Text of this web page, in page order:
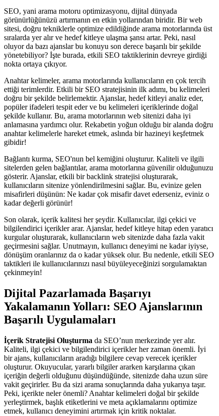
SEO, yani arama motoru optimizasyonu, dijital dünyada
görünürlüğünüzü artırmanın en etkin yollarından biridir. Bir web
sitesi, doğru tekniklerle optimize edildiğinde arama motorlarında üst
sıralarda yer alır ve hedef kitleye ulaşma şansı artar. Peki, nasıl
oluyor da bazı ajanslar bu konuyu son derece başarılı bir şekilde
yönetebiliyor? İşte burada, etkili SEO taktiklerinin devreye girdiği
nokta ortaya çıkıyor.
Anahtar kelimeler, arama motorlarında kullanıcıların en çok tercih
ettiği terimlerdir. Etkili bir SEO stratejisinin ilk adımı, bu kelimeleri
doğru bir şekilde belirlemektir. Ajanslar, hedef kitleyi analiz eder,
popüler ifadeleri tespit eder ve bu kelimeleri içeriklerinde doğal
şekilde kullanır. Bu, arama motorlarının web sitenizi daha iyi
anlamasına yardımcı olur. Rekabetin yoğun olduğu bir alanda doğru
anahtar kelimelerle hareket etmek, aslında bir hazineyi keşfetmek
gibidir!
Bağlantı kurma, SEO'nun bel kemiğini oluşturur. Kaliteli ve ilgili
sitelerden gelen bağlantılar, arama motorlarına güvenilir olduğunuzu
gösterir. Ajanslar, etkili bir backlink stratejisi oluşturarak,
kullanıcıların sitenize yönlendirilmesini sağlar. Bu, evinize gelen
misafirleri düşünün: Ne kadar çok misafir davet ederseniz, eviniz o
kadar değerli görünür!
Son olarak, içerik kalitesi her şeydir. Kullanıcılar, ilgi çekici ve
bilgilendirici içerikler arar. Ajanslar, hedef kitleye hitap eden yaratıcı
kurgular oluşturarak, kullanıcıların web sitenizde daha fazla vakit
geçirmesini sağlar. Unutmayın, kullanıcı deneyimi ne kadar iyiyse,
dönüşüm oranlarınız da o kadar yüksek olur. Bu nedenle, etkili SEO
taktikleri ile kullanıcılarınızı nasıl büyüleyeceğinizi sorgulamaktan
çekinmeyin!
Dijital Pazarlamada Başarıyı
Yakalamanın Yolları: SEO Ajanslarının
Başarılı Uygulamaları
İçerik Stratejisi Oluşturma da SEO’nun merkezinde yer alır.
Kaliteli, ilgi çekici ve bilgilendirici içerikler her zaman önemli. İyi
bir ajans, kullanıcıların aradığı bilgilere cevap verecek içerikler
oluşturur. Okuyucular, yararlı bilgiler ararken karşılarına çıkan
içeriğin değerli olduğunu düşündüğünde, sitenizde daha uzun süre
vakit geçirirler. Bu da sizi arama sonuçlarında daha yukarıya taşır.
Peki, içerikte neler önemli? Anahtar kelimeleri doğal bir şekilde
yerleştirmek, başlık etiketlerini ve meta açıklamalarını optimize
etmek, kullanıcı deneyimini artırmak için kritik noktalar.